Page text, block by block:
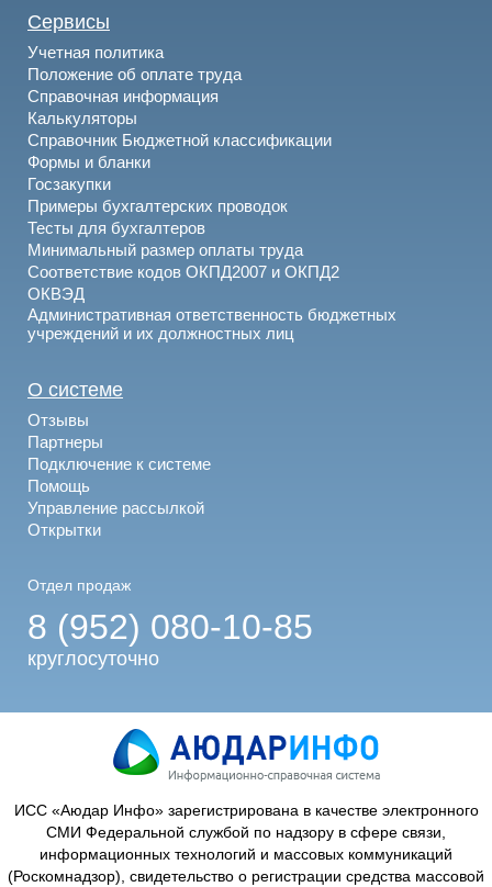
Сервисы
Учетная политика
Положение об оплате труда
Справочная информация
Калькуляторы
Справочник Бюджетной классификации
Формы и бланки
Госзакупки
Примеры бухгалтерских проводок
Тесты для бухгалтеров
Минимальный размер оплаты труда
Соответствие кодов ОКПД2007 и ОКПД2
ОКВЭД
Административная ответственность бюджетных
учреждений и их должностных лиц
О системе
Отзывы
Партнеры
Подключение к системе
Помощь
Управление рассылкой
Открытки
Отдел продаж
8 (952) 080-10-85
круглосуточно
ИСС «Аюдар Инфо» зарегистрирована в качестве электронного
СМИ Федеральной службой по надзору в сфере связи,
информационных технологий и массовых коммуникаций
(Роскомнадзор), свидетельство о регистрации средства массовой